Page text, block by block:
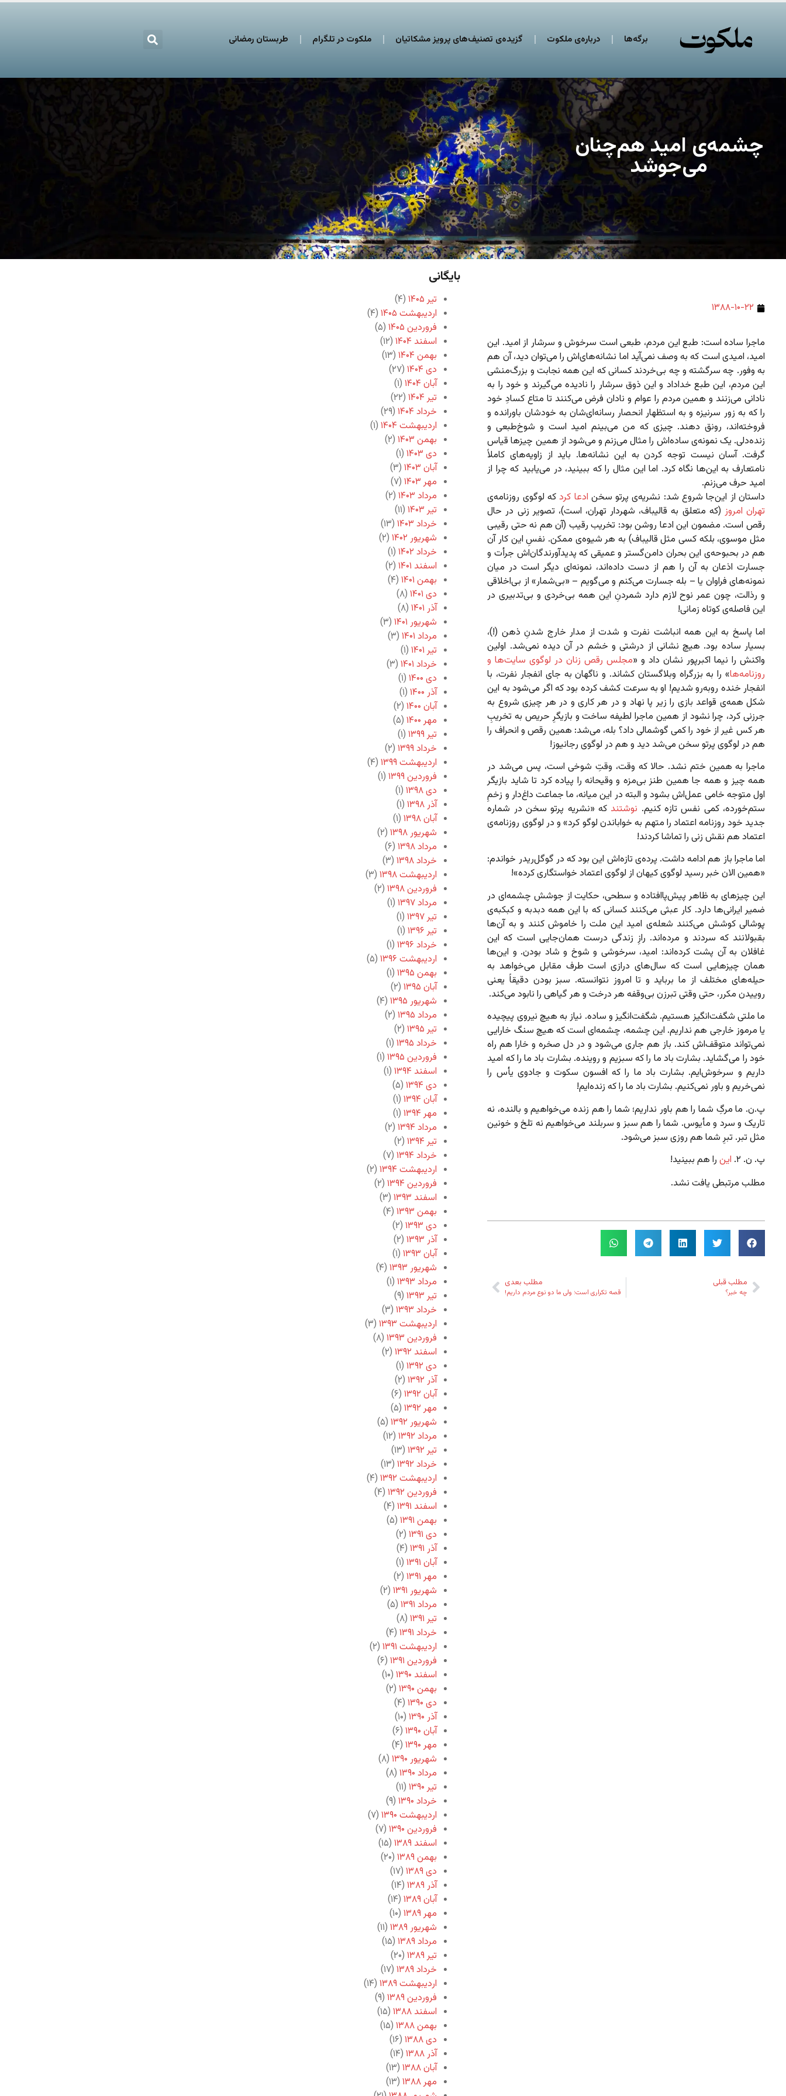
برگه‌ها درباره‌ی ملکوت گزیده‌ی تصنیف‌های پرویز مشکاتیان ملکوت در تلگرام طربستان رمضانی
چشمه‌ی امید هم‌چنان
می‌جوشد
۱۳۸۸-۱۰-۲۲
ماجرا ساده است: طبع این مردم، طبعی است سرخوش و سرشار از امید. این
امید، امیدی است که به وصف نمی‌آید اما نشانه‌های‌اش را می‌توان دید، آن هم
به وفور. چه سرگشته و چه بی‌خردند کسانی که این همه نجابت و بزرگ‌منشی
این مردم، این طبع خداداد و این ذوق سرشار را نادیده می‌گیرند و خود را به
نادانی می‌زنند و همین مردم را عوام و نادان فرض می‌کنند تا متاع کسادِ خود
را که به زور سرنیزه و به استظهار انحصار رسانه‌ای‌شان به خودشان باورانده و
فروخته‌اند، رونق دهند. چیزی که من می‌بینم امید است و شوخ‌طبعی و
زنده‌دلی. یک نمونه‌ی ساده‌اش را مثال می‌زنم و می‌شود از همین چیزها قیاس
گرفت. آسان نیست توجه کردن به این نشانه‌ها. باید از زاویه‌های کاملاً
نامتعارف به این‌ها نگاه کرد. اما این مثال را که ببینید، در می‌یابید که چرا از
امید حرف می‌زنم.
داستان از این‌جا شروع شد: نشریه‌ی پرتو سخن ادعا کردکه لوگوی روزنامه‌ی
تهران امروز (که متعلق به قالیباف، شهردار تهران، است)، تصویر زنی در حال
رقص است. مضمون‌ این ادعا روشن بود: تخریب رقیب (آن هم نه حتی رقیبی
مثل موسوی، بلکه کسی مثل قالیباف) به هر شیوه‌ی ممکن. نفسِ این کار آن
هم در بحبوحه‌ی این بحران دامن‌گستر و عمیقی که پدیدآورندگان‌اش جرأت و
جسارت اذعان به آن را هم از دست داده‌اند، نمونه‌ای دیگر است در میان
نمونه‌های فراوان یا – بله جسارت می‌کنم و می‌گویم – «بی‌شمار» از بی‌اخلاقی
و رذالت، چون عمر نوح لازم دارد شمردنِ این همه بی‌خردی و بی‌تدبیری در
این فاصله‌ی کوتاه زمانی!
اما پاسخ به این همه انباشت نفرت و شدت از مدار خارج شدنِ ذهن (!)،
بسیار ساده بود. هیچ نشانی از درشتی و خشم در آن دیده نمی‌شد. اولین
واکنش را نیما اکبرپور نشان داد و «مجلس رقص زنان در لوگوی سایت‌ها و
روزنامه‌ها» را به بزرگراه وبلاگستان کشاند. و ناگهان به جای انفجار نفرت، با
انفجار خنده روبه‌رو شدیم! او به سرعت کشف کرده بود که اگر می‌شود به این
شکل همه‌ی قواعد بازی را زیر پا نهاد و در هر کاری و در هر چیزی شروع به
جرزنی کرد، چرا نشود از همین ماجرا لطیفه ساخت و بازیگرِ حریص به تخریبِ
هر کس غیر از خود را کمی گوشمالی داد؟ بله، می‌شد: همین رقص و انحراف را
هم در لوگوی پرتو سخن می‌شد دید و هم در لوگوی رجانیوز!
ماجرا به همین ختم نشد. حالا که وقت، وقتِ شوخی است، پس می‌شد در
همه چیز و همه جا همین طنز بی‌مزه و وقیحانه را پیاده کرد تا شاید بازیگر
اول متوجه خامی عمل‌اش بشود و البته در این میانه، ما جماعت داغ‌دار و زخمِ
ستم‌خورده، کمی نفس تازه کنیم. نوشتند که «نشریه پرتو سخن در شماره
جدید خود روزنامه اعتماد را متهم به خواباندن لوگو کرد» و در لوگوی روزنامه‌ی
اعتماد هم نقش زنی را تماشا کردند!
اما ماجرا باز هم ادامه داشت. پرده‌ی تازه‌اش این بود که در گوگل‌ریدر خواندم:
«همین الان خبر رسید لوگوی کیهان از لوگوی اعتماد خواستگاری کرده»!
این چیزهای به ظاهر پیش‌پاافتاده و سطحی، حکایت از جوشش چشمه‌ای در
ضمیر ایرانی‌ها دارد. کار عبثی می‌کنند کسانی که با این همه دبدبه و کبکبه‌ی
پوشالی کوشش می‌کنند شعله‌ی امید این ملت را خاموش کنند و به آن‌ها
بقبولانند که سردند و مرده‌اند. رازِ زندگی درست همان‌جایی است که این
غافلان به آن پشت کرده‌اند: امید، سرخوشی و شوخ و شاد بودن. و این‌ها
همان چیزهایی است که سال‌های درازی است طرف مقابل می‌خواهد به
حیله‌های مختلف از ما برباید و تا امروز نتوانسته. سبز بودن دقیقاً یعنی
روییدن مکرر، حتی وقتی تبرزن بی‌وقفه هر درخت و هر گیاهی را نابود می‌کند.
ما ملتی شگفت‌انگیز هستیم. شگفت‌انگیز و ساده. نیاز به هیچ نیروی پیچیده
یا مرموز خارجی هم نداریم. این چشمه، چشمه‌ای است که هیچ سنگ خارایی
نمی‌تواند متوقف‌اش کند. باز هم جاری می‌شود و در دل صخره و خارا هم راه
خود را می‌گشاید. بشارت باد ما را که سبزیم و روینده. بشارت باد ما را که امید
داریم و سرخوش‌ایم. بشارت باد ما را که افسون سکوت و جادوی یأس را
نمی‌خریم و باور نمی‌کنیم. بشارت باد ما را که زنده‌ایم!
پ.ن. ما مرگِ شما را هم باور نداریم؛ شما را هم زنده می‌خواهیم و بالنده، نه
تاریک و سرد و مأیوس. شما را هم سبز و سربلند می‌خواهیم نه تلخ و خونین
مثل تبر. تبرِ شما هم روزی سبز می‌شود.
پ. ن. ۲.
این را هم ببینید!
مطلب مرتبطی یافت نشد.
مطلب قبلی
چه خبر؟
مطلب بعدی
قصه تکراری است؛ ولی ما دو نوع مردم داریم!
بایگانی
تیر ۱۴۰۵
(۴)
اردیبهشت ۱۴۰۵
(۴)
فروردین ۱۴۰۵
(۵)
اسفند ۱۴۰۴
(۱۲)
بهمن ۱۴۰۴
(۱۳)
دی ۱۴۰۴
(۲۷)
آبان ۱۴۰۴
(۱)
تیر ۱۴۰۴
(۲۲)
خرداد ۱۴۰۴
(۲۹)
اردیبهشت ۱۴۰۴
(۱)
بهمن ۱۴۰۳
(۲)
دی ۱۴۰۳
(۱)
آبان ۱۴۰۳
(۳)
مهر ۱۴۰۳
(۷)
مرداد ۱۴۰۳
(۲)
تیر ۱۴۰۳
(۱۱)
خرداد ۱۴۰۳
(۱۳)
شهریور ۱۴۰۲
(۲)
خرداد ۱۴۰۲
(۱)
اسفند ۱۴۰۱
(۲)
بهمن ۱۴۰۱
(۴)
دی ۱۴۰۱
(۸)
آذر ۱۴۰۱
(۸)
شهریور ۱۴۰۱
(۳)
مرداد ۱۴۰۱
(۳)
تیر ۱۴۰۱
(۱)
خرداد ۱۴۰۱
(۳)
دی ۱۴۰۰
(۱)
آذر ۱۴۰۰
(۱)
آبان ۱۴۰۰
(۲)
مهر ۱۴۰۰
(۵)
تیر ۱۳۹۹
(۱)
خرداد ۱۳۹۹
(۲)
اردیبهشت ۱۳۹۹
(۴)
فروردین ۱۳۹۹
(۱)
دی ۱۳۹۸
(۱)
آذر ۱۳۹۸
(۱)
آبان ۱۳۹۸
(۱)
شهریور ۱۳۹۸
(۲)
مرداد ۱۳۹۸
(۶)
خرداد ۱۳۹۸
(۳)
اردیبهشت ۱۳۹۸
(۳)
فروردین ۱۳۹۸
(۲)
مرداد ۱۳۹۷
(۱)
تیر ۱۳۹۷
(۱)
تیر ۱۳۹۶
(۱)
خرداد ۱۳۹۶
(۱)
اردیبهشت ۱۳۹۶
(۵)
بهمن ۱۳۹۵
(۱)
آبان ۱۳۹۵
(۲)
شهریور ۱۳۹۵
(۴)
مرداد ۱۳۹۵
(۲)
تیر ۱۳۹۵
(۲)
خرداد ۱۳۹۵
(۱)
فروردین ۱۳۹۵
(۱)
اسفند ۱۳۹۴
(۱)
دی ۱۳۹۴
(۵)
آبان ۱۳۹۴
(۱)
مهر ۱۳۹۴
(۱)
مرداد ۱۳۹۴
(۲)
تیر ۱۳۹۴
(۲)
خرداد ۱۳۹۴
(۷)
اردیبهشت ۱۳۹۴
(۲)
فروردین ۱۳۹۴
(۲)
اسفند ۱۳۹۳
(۳)
بهمن ۱۳۹۳
(۴)
دی ۱۳۹۳
(۲)
آذر ۱۳۹۳
(۲)
آبان ۱۳۹۳
(۱)
شهریور ۱۳۹۳
(۴)
مرداد ۱۳۹۳
(۱)
تیر ۱۳۹۳
(۹)
خرداد ۱۳۹۳
(۳)
اردیبهشت ۱۳۹۳
(۳)
فروردین ۱۳۹۳
(۸)
اسفند ۱۳۹۲
(۲)
دی ۱۳۹۲
(۱)
آذر ۱۳۹۲
(۲)
آبان ۱۳۹۲
(۶)
مهر ۱۳۹۲
(۵)
شهریور ۱۳۹۲
(۵)
مرداد ۱۳۹۲
(۱۲)
تیر ۱۳۹۲
(۱۳)
خرداد ۱۳۹۲
(۱۳)
اردیبهشت ۱۳۹۲
(۴)
فروردین ۱۳۹۲
(۴)
اسفند ۱۳۹۱
(۴)
بهمن ۱۳۹۱
(۵)
دی ۱۳۹۱
(۲)
آذر ۱۳۹۱
(۴)
آبان ۱۳۹۱
(۱)
مهر ۱۳۹۱
(۲)
شهریور ۱۳۹۱
(۲)
مرداد ۱۳۹۱
(۵)
تیر ۱۳۹۱
(۸)
خرداد ۱۳۹۱
(۴)
اردیبهشت ۱۳۹۱
(۲)
فروردین ۱۳۹۱
(۶)
اسفند ۱۳۹۰
(۱۰)
بهمن ۱۳۹۰
(۲)
دی ۱۳۹۰
(۴)
آذر ۱۳۹۰
(۱۰)
آبان ۱۳۹۰
(۶)
مهر ۱۳۹۰
(۴)
شهریور ۱۳۹۰
(۸)
مرداد ۱۳۹۰
(۸)
تیر ۱۳۹۰
(۱۱)
خرداد ۱۳۹۰
(۹)
اردیبهشت ۱۳۹۰
(۷)
فروردین ۱۳۹۰
(۷)
اسفند ۱۳۸۹
(۱۵)
بهمن ۱۳۸۹
(۲۰)
دی ۱۳۸۹
(۱۷)
آذر ۱۳۸۹
(۱۴)
آبان ۱۳۸۹
(۱۴)
مهر ۱۳۸۹
(۱۰)
شهریور ۱۳۸۹
(۱۱)
مرداد ۱۳۸۹
(۱۵)
تیر ۱۳۸۹
(۲۰)
خرداد ۱۳۸۹
(۱۷)
اردیبهشت ۱۳۸۹
(۱۴)
فروردین ۱۳۸۹
(۹)
اسفند ۱۳۸۸
(۱۵)
بهمن ۱۳۸۸
(۱۵)
دی ۱۳۸۸
(۱۶)
آذر ۱۳۸۸
(۱۴)
آبان ۱۳۸۸
(۱۳)
مهر ۱۳۸۸
(۱۳)